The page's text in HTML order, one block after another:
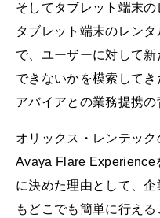
そしてタブレット端末
タブレット端末のレン
で、ユーザーに対して
できないかを模索して
アバイアとの業務提携の
オリックス・レンテック
Avaya Flare Experience
に決めた理由として、
もどこでも簡単に行え